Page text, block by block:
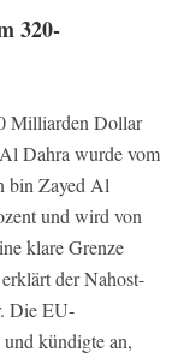
320-
Milliarden Dollar
Dahra wurde vom
bin Zayed Al
und wird von
klare Grenze
der Nahost-
Die EU-
kündigte an,